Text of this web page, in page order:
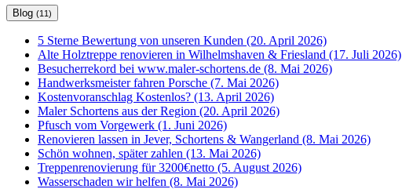
Blog (11)
5 Sterne Bewertung von unseren Kunden (20. April 2026)
Alte Holztreppe renovieren in Wilhelmshaven & Friesland (17. Juli 2026)
Besucherrekord bei www.maler-schortens.de (8. Mai 2026)
Handwerksmeister fahren Porsche (7. Mai 2026)
Kostenvoranschlag Kostenlos? (13. April 2026)
Maler Schortens aus der Region (20. April 2026)
Pfusch vom Vorgewerk (1. Juni 2026)
Renovieren lassen in Jever, Schortens & Wangerland (8. Mai 2026)
Schön wohnen, später zahlen (13. Mai 2026)
Treppenrenovierung für 3200€netto (5. August 2026)
Wasserschaden wir helfen (8. Mai 2026)